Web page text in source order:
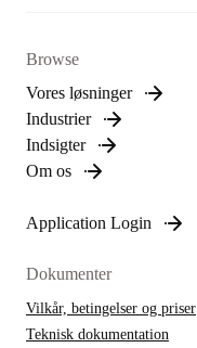
Browse
Vores løsninger
Industrier
Indsigter
Om os
Application Login
Dokumenter
Vilkår, betingelser og priser
Teknisk dokumentation